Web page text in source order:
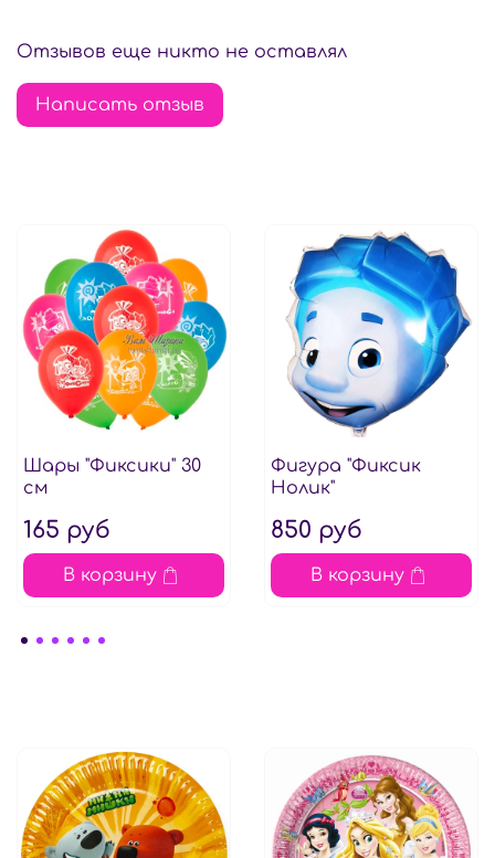
Отзывов еще никто не оставлял
Написать отзыв
Шары "Фиксики" 30
см
165 руб
В корзину
Фигура "Фиксик
Нолик"
850 руб
В корзину